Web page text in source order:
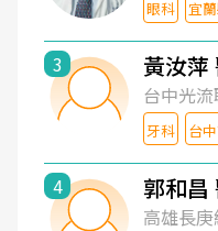
眼科 宜
3 黃汝萍
台中光
牙科 台
4 郭和昌
高雄長